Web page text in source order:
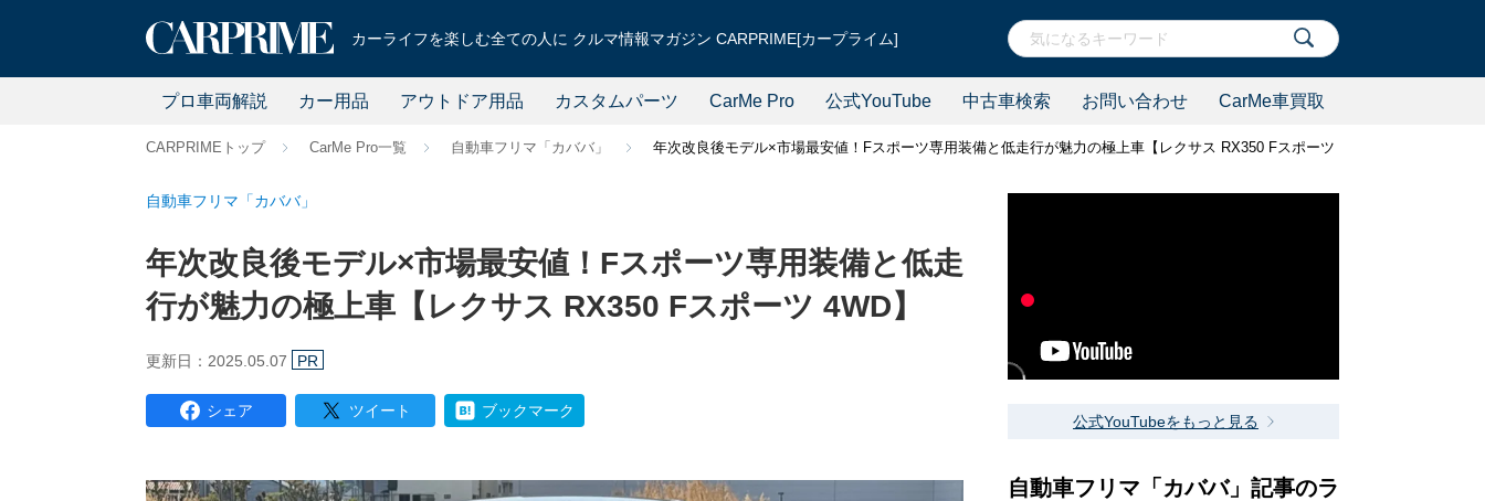
カーライフを楽しむ全ての人に クルマ情報マガジン CARPRIME[カープライム]
プロ車両解説 カー用品 アウトドア用品 カスタムパーツ CarMe Pro 公式YouTube 中古車検索 お問い合わせ CarMe車買取
CARPRIMEトップ CarMe Pro一覧 自動車フリマ「カババ」 年次改良後モデル×市場最安値！Fスポーツ専用装備と低走行が魅力の極上車【レクサス RX350 Fスポーツ 4WD】
自動車フリマ「カババ」
年次改良後モデル×市場最安値！Fスポーツ専用装備と低走
行が魅力の極上車【レクサス RX350 Fスポーツ 4WD】
更新日：2025.05.07 PR
シェア ツイート ブックマーク
公式YouTubeをもっと見る
自動車フリマ「カババ」記事のラ